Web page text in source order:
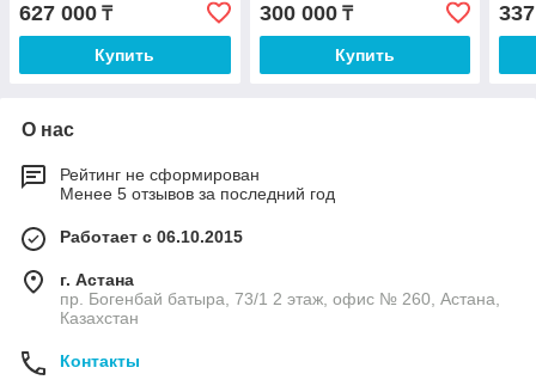
627 000 ₸
Купить
300 000₸
Купить
О нас
Рейтинг не сформирован
Менее 5 отзывов за последний год
Работает с 06.10.2015
г. Астана
пр. Богенбай батыра, 73/1 2 этаж, офис № 260, Астана,
Казахстан
Контакты